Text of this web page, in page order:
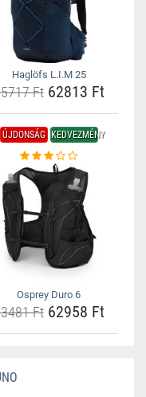
Haglöfs L.I.M 25
Ft62813 Ft
ÚJDONSÁG KEDVEZMÉNY
Osprey Duro 6
Ft62958 Ft